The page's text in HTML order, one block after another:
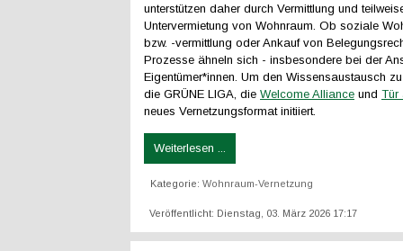
unterstützen daher durch Vermittlung und
Untervermietung von Wohnraum. Ob soziale
bzw. -vermittlung oder Ankauf von
Prozesse ähneln sich - insbesondere bei der
Eigentümer*innen. Um den Wissensaustausch
die GRÜNE LIGA, die Welcome Alliance und Tür
neues Vernetzungsformat initiiert.
Weiterlesen ...
Kategorie: Wohnraum-Vernetzung
Veröffentlicht: Dienstag, 03. März 2026 17:17